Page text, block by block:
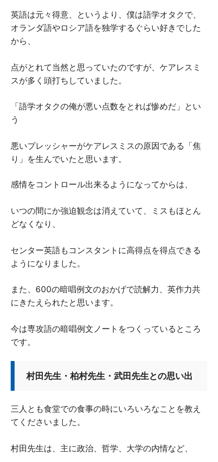
英語は元々得意、というより、僕は語学オタクで、
オランダ語やロシア語を独学するぐらい好きでした
から、
点がとれて当然と思っていたのですが、ケアレスミ
スが多く頭打ちしていました。
「語学オタクの俺が悪い点数をとれば惨めだ」とい
う
悪いプレッシャーがケアレスミスの原因である「焦
り」を生んでいたと思います。
感情をコントロール出来るようになってからは、
いつの間にか強迫観念は消えていて、ミスもほとん
どなくなり、
センター英語もコンスタントに高得点を得点できる
ようになりました。
また、600の暗唱例文のおかげで読解力、英作力共
にきたえられたと思います。
今は専攻語の暗唱例文ノートをつくっているところ
です。
村田先生・柏村先生・武田先生との思い出
三人とも食堂での食事の時にいろいろなことを教え
てくださいました。
村田先生は、主に政治、哲学、大学の内情など、